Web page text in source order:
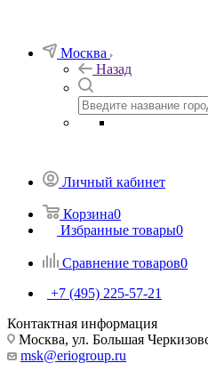
Москва
Назад
Личный кабинет
Корзина0
Избранные товары0
Сравнение товаров0
+7 (495) 225-57-21
Контактная информация
Москва, ул. Большая
msk@eriogroup.ru